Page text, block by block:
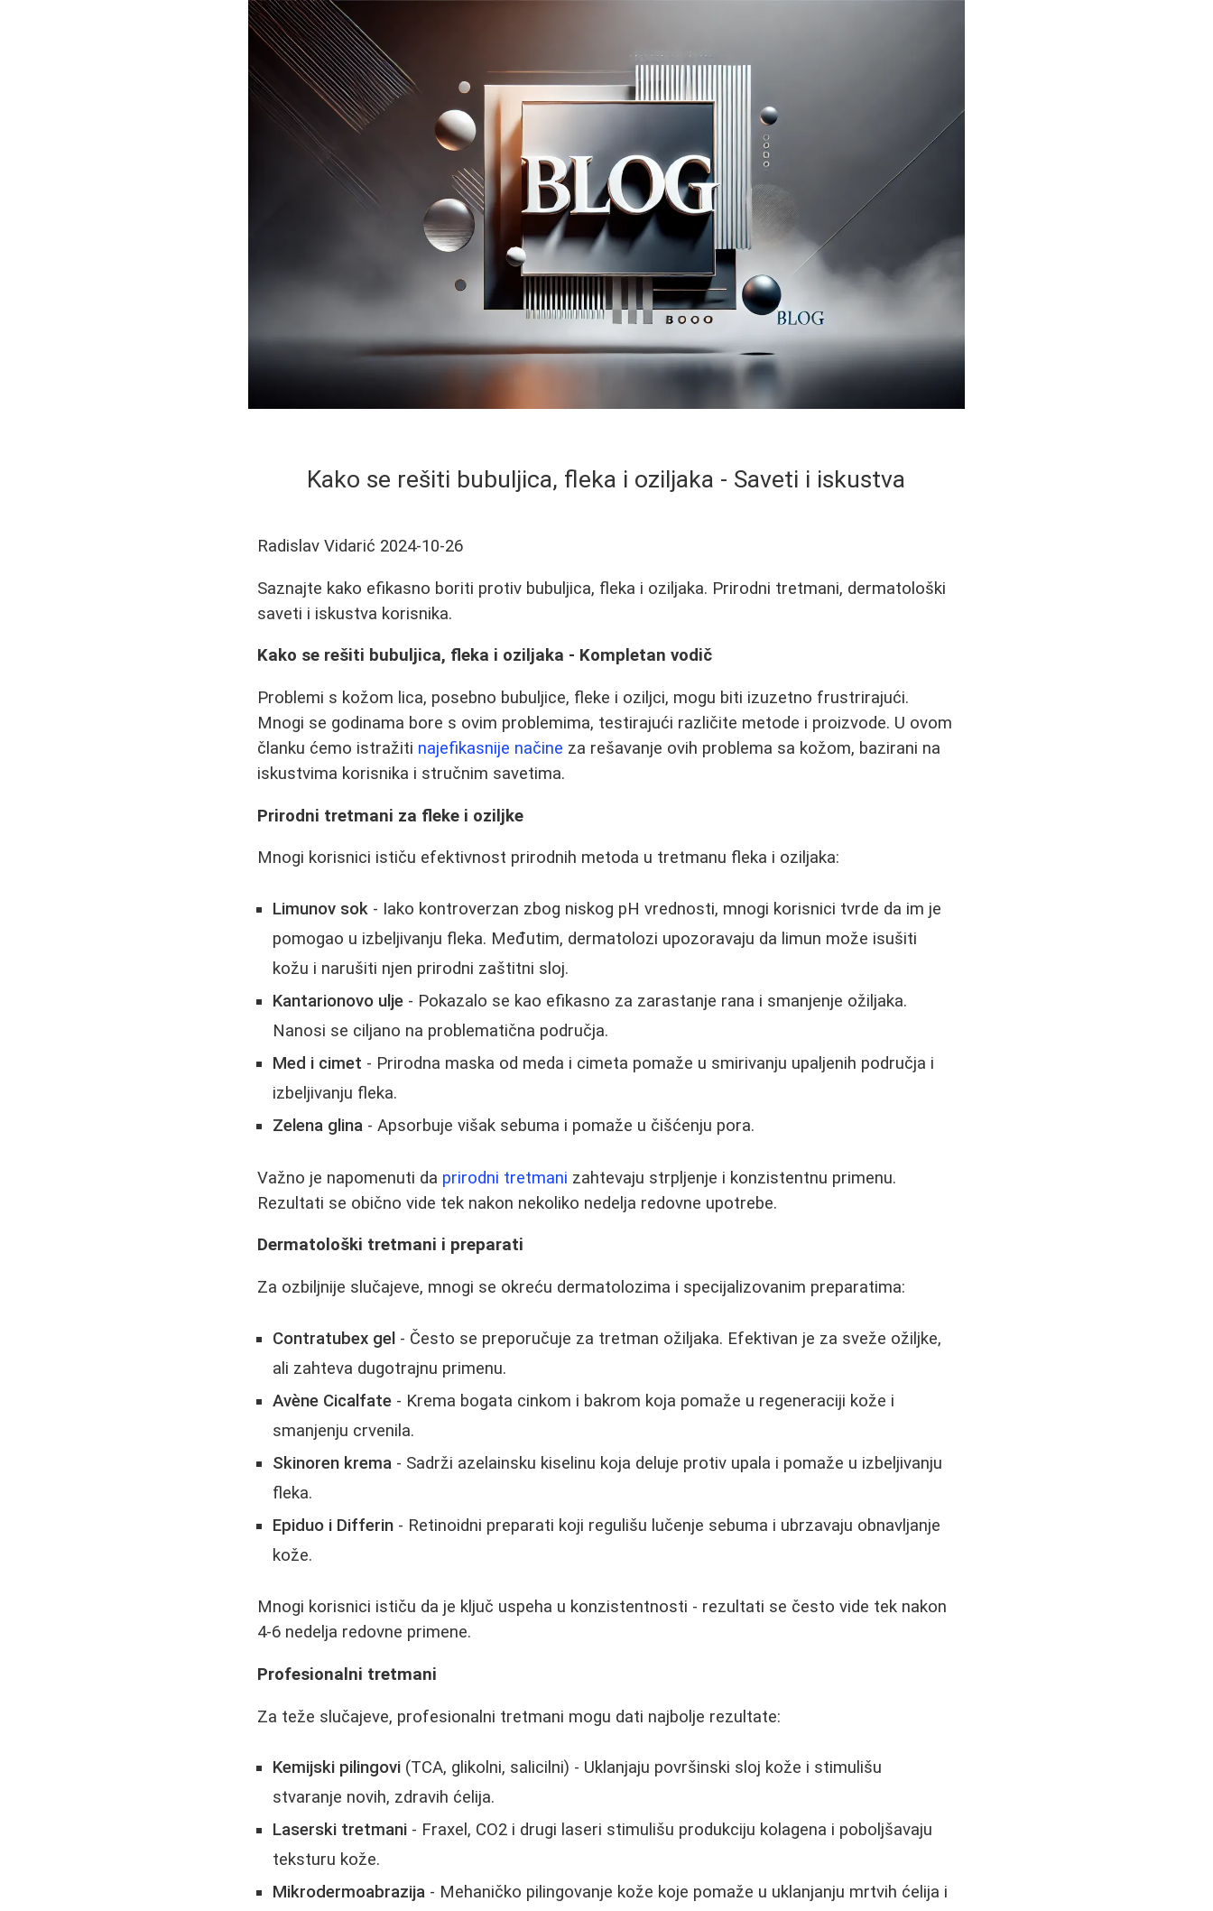
Kako se rešiti bubuljica, fleka i oziljaka - Saveti i iskustva
Radislav Vidarić 2024-10-26
Saznajte kako efikasno boriti protiv bubuljica, fleka i oziljaka. Prirodni tretmani, dermatološki
saveti i iskustva korisnika.
Kako se rešiti bubuljica, fleka i oziljaka - Kompletan vodič
Problemi s kožom lica, posebno bubuljice, fleke i oziljci, mogu biti izuzetno frustrirajući.
Mnogi se godinama bore s ovim problemima, testirajući različite metode i proizvode. U ovom
članku ćemo istražiti najefikasnije načine za rešavanje ovih problema sa kožom, bazirani na
iskustvima korisnika i stručnim savetima.
Prirodni tretmani za fleke i oziljke
Mnogi korisnici ističu efektivnost prirodnih metoda u tretmanu fleka i oziljaka:
Limunov sok - Iako kontroverzan zbog niskog pH vrednosti, mnogi korisnici tvrde da im je
pomogao u izbeljivanju fleka. Međutim, dermatolozi upozoravaju da limun može isušiti
kožu i narušiti njen prirodni zaštitni sloj.
Kantarionovo ulje - Pokazalo se kao efikasno za zarastanje rana i smanjenje ožiljaka.
Nanosi se ciljano na problematična područja.
Med i cimet - Prirodna maska od meda i cimeta pomaže u smirivanju upaljenih područja i
izbeljivanju fleka.
Zelena glina - Apsorbuje višak sebuma i pomaže u čišćenju pora.
Važno je napomenuti da prirodni tretmani zahtevaju strpljenje i konzistentnu primenu.
Rezultati se obično vide tek nakon nekoliko nedelja redovne upotrebe.
Dermatološki tretmani i preparati
Za ozbiljnije slučajeve, mnogi se okreću dermatolozima i specijalizovanim preparatima:
Contratubex gel - Često se preporučuje za tretman ožiljaka. Efektivan je za sveže ožiljke,
ali zahteva dugotrajnu primenu.
Avène Cicalfate - Krema bogata cinkom i bakrom koja pomaže u regeneraciji kože i
smanjenju crvenila.
Skinoren krema - Sadrži azelainsku kiselinu koja deluje protiv upala i pomaže u izbeljivanju
fleka.
Epiduo i Differin - Retinoidni preparati koji regulišu lučenje sebuma i ubrzavaju obnavljanje
kože.
Mnogi korisnici ističu da je ključ uspeha u konzistentnosti - rezultati se često vide tek nakon
4-6 nedelja redovne primene.
Profesionalni tretmani
Za teže slučajeve, profesionalni tretmani mogu dati najbolje rezultate:
Kemijski pilingovi (TCA, glikolni, salicilni) - Uklanjaju površinski sloj kože i stimulišu
stvaranje novih, zdravih ćelija.
Laserski tretmani - Fraxel, CO2 i drugi laseri stimulišu produkciju kolagena i poboljšavaju
teksturu kože.
Mikrodermoabrazija - Mehaničko pilingovanje kože koje pomaže u uklanjanju mrtvih ćelija i